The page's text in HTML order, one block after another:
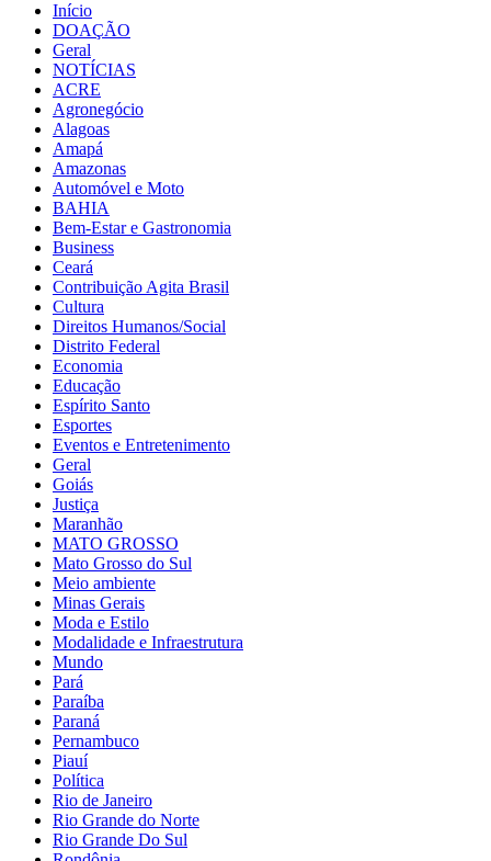
Início
DOAÇÃO
Geral
NOTÍCIAS
ACRE
Agronegócio
Alagoas
Amapá
Amazonas
Automóvel e Moto
BAHIA
Bem-Estar e Gastronomia
Business
Ceará
Contribuição Agita Brasil
Cultura
Direitos Humanos/Social
Distrito Federal
Economia
Educação
Espírito Santo
Esportes
Eventos e Entretenimento
Geral
Goiás
Justiça
Maranhão
MATO GROSSO
Mato Grosso do Sul
Meio ambiente
Minas Gerais
Moda e Estilo
Modalidade e Infraestrutura
Mundo
Pará
Paraíba
Paraná
Pernambuco
Piauí
Política
Rio de Janeiro
Rio Grande do Norte
Rio Grande Do Sul